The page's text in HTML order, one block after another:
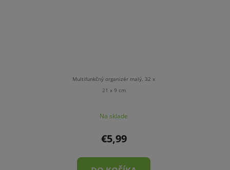
Multifunkčný organizér malý, 32 x
21 x 9 cm
Na sklade
€5,99